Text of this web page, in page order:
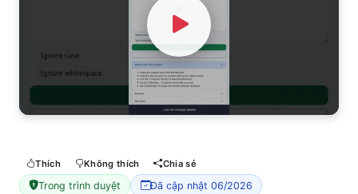
Watch Video
Thích Không thích Chia sẻ
Trong trình duyệt Đã cập nhật 06/2026